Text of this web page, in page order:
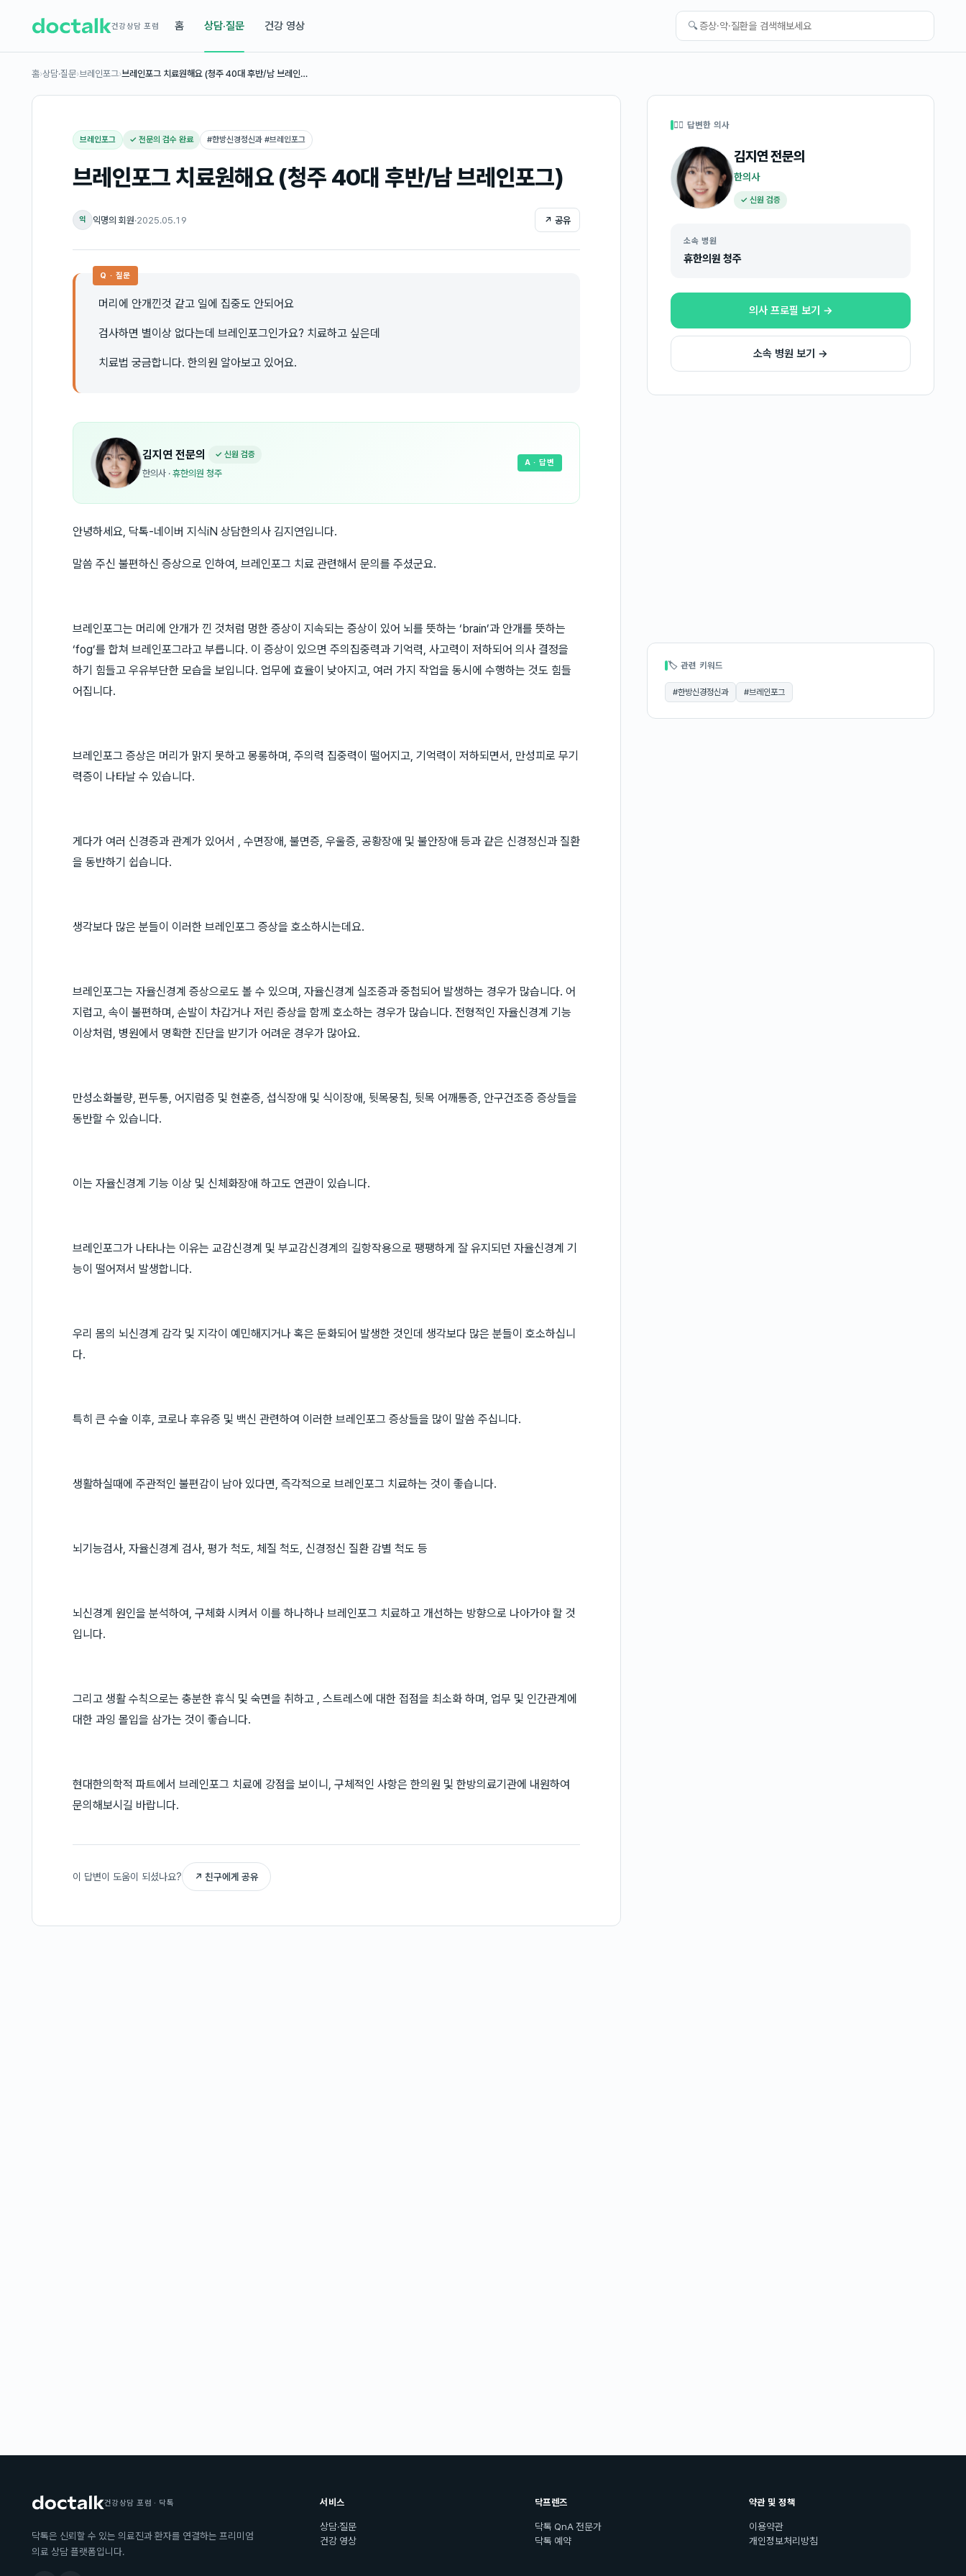
건강상담 포럼 홈 상담·질문 건강 영상 🔍
홈›상담·질문›브레인포그›브레인포그 치료원해요 (청주 40대 후반/남 브레인…
브레인포그 ✓ 전문의 검수 완료 #한방신경정신과 #브레인포그
브레인포그 치료원해요 (청주 40대 후반/남 브레인포그)
익 익명의 회원·2025.05.19 ↗ 공유
Q · 질문
머리에 안개낀것 같고 일에 집중도 안되어요
검사하면 별이상 없다는데 브레인포그인가요? 치료하고 싶은데
치료법 궁금합니다. 한의원 알아보고 있어요.
김지연 전문의 ✓ 신원 검증
한의사 · 휴한의원 청주
A · 답변
안녕하세요, 닥톡-네이버 지식iN 상담한의사 김지연입니다.
말씀 주신 불편하신 증상으로 인하여, 브레인포그 치료 관련해서 문의를 주셨군요.
브레인포그는 머리에 안개가 낀 것처럼 멍한 증상이 지속되는 증상이 있어 뇌를 뜻하는 ‘brain’과 안개를 뜻하는
‘fog’를 합쳐 브레인포그라고 부릅니다. 이 증상이 있으면 주의집중력과 기억력, 사고력이 저하되어 의사 결정을
하기 힘들고 우유부단한 모습을 보입니다. 업무에 효율이 낮아지고, 여러 가지 작업을 동시에 수행하는 것도 힘들
어집니다.
브레인포그 증상은 머리가 맑지 못하고 몽롱하며, 주의력 집중력이 떨어지고, 기억력이 저하되면서, 만성피로 무기
력증이 나타날 수 있습니다.
게다가 여러 신경증과 관계가 있어서 , 수면장애, 불면증, 우울증, 공황장애 및 불안장애 등과 같은 신경정신과 질환
을 동반하기 쉽습니다.
생각보다 많은 분들이 이러한 브레인포그 증상을 호소하시는데요.
브레인포그는 자율신경계 증상으로도 볼 수 있으며, 자율신경계 실조증과 중첩되어 발생하는 경우가 많습니다. 어
지럽고, 속이 불편하며, 손발이 차갑거나 저린 증상을 함께 호소하는 경우가 많습니다. 전형적인 자율신경계 기능
이상처럼, 병원에서 명확한 진단을 받기가 어려운 경우가 많아요.
만성소화불량, 편두통, 어지럼증 및 현훈증, 섭식장애 및 식이장애, 뒷목뭉침, 뒷목 어깨통증, 안구건조증 증상들을
동반할 수 있습니다.
이는 자율신경계 기능 이상 및 신체화장애 하고도 연관이 있습니다.
브레인포그가 나타나는 이유는 교감신경계 및 부교감신경계의 길항작용으로 팽팽하게 잘 유지되던 자율신경계 기
능이 떨어져서 발생합니다.
우리 몸의 뇌신경계 감각 및 지각이 예민해지거나 혹은 둔화되어 발생한 것인데 생각보다 많은 분들이 호소하십니
다.
특히 큰 수술 이후, 코로나 후유증 및 백신 관련하여 이러한 브레인포그 증상들을 많이 말씀 주십니다.
생활하실때에 주관적인 불편감이 남아 있다면, 즉각적으로 브레인포그 치료하는 것이 좋습니다.
뇌기능검사, 자율신경계 검사, 평가 척도, 체질 척도, 신경정신 질환 감별 척도 등
뇌신경계 원인을 분석하여, 구체화 시켜서 이를 하나하나 브레인포그 치료하고 개선하는 방향으로 나아가야 할 것
입니다.
그리고 생활 수칙으로는 충분한 휴식 및 숙면을 취하고 , 스트레스에 대한 접점을 최소화 하며, 업무 및 인간관계에
대한 과잉 몰입을 삼가는 것이 좋습니다.
현대한의학적 파트에서 브레인포그 치료에 강점을 보이니, 구체적인 사항은 한의원 및 한방의료기관에 내원하여
문의해보시길 바랍니다.
이 답변이 도움이 되셨나요? ↗ 친구에게 공유
👩‍⚕️ 답변한 의사
김지연전문의
한의사
✓ 신원 검증
소속 병원
휴한의원 청주
의사 프로필 보기 →
소속 병원 보기 →
🏷 관련 키워드
#한방신경정신과 #브레인포그
건강상담 포럼 · 닥톡
닥톡은 신뢰할 수 있는 의료진과 환자를 연결하는 프리미엄
의료 상담 플랫폼입니다.
서비스
상담·질문
건강 영상
닥프렌즈
닥톡 QnA 전문가
닥톡 예약
약관 및 정책
이용약관
개인정보처리방침